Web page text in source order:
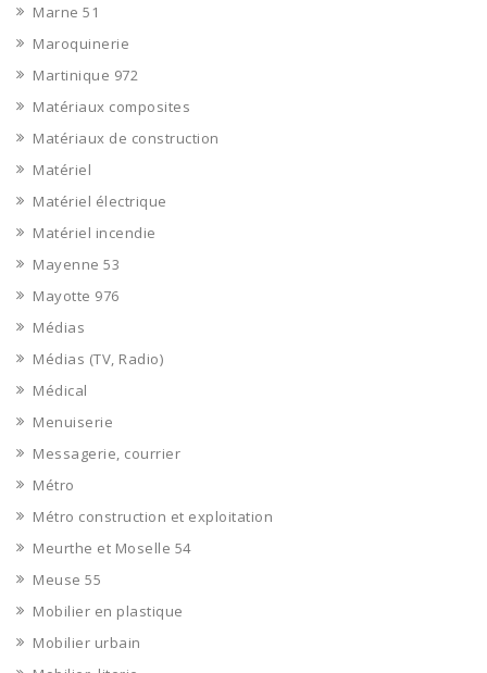
Marne 51
Maroquinerie
Martinique 972
Matériaux composites
Matériaux de construction
Matériel
Matériel électrique
Matériel incendie
Mayenne 53
Mayotte 976
Médias
Médias (TV, Radio)
Médical
Menuiserie
Messagerie, courrier
Métro
Métro construction et exploitation
Meurthe et Moselle 54
Meuse 55
Mobilier en plastique
Mobilier urbain